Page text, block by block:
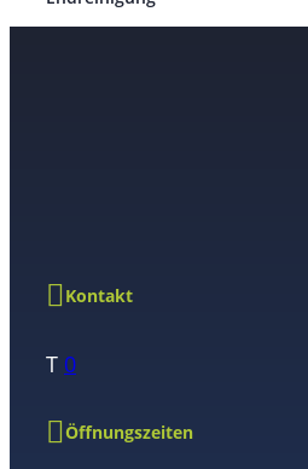
Kontakt
T 0
Öffnungszeiten